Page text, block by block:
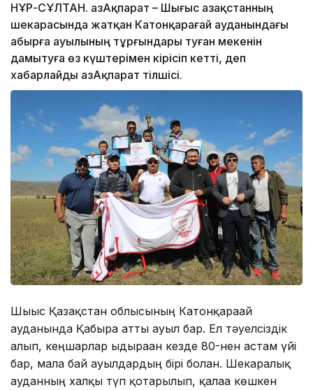
НҰР-СҰЛТАН. ҚазАқпарат – Шығыс Қазақстанның
шекарасында жатқан Катонқарағай ауданындағы
Қабырға ауылының тұрғындары туған мекенін
дамытуға өз күштерімен кірісіп кетті, деп
хабарлайды ҚазАқпарат тілшісі.
Шығыс Қазақстан облысының Катонқарағай
ауданында Қабырға атты ауыл бар. Ел тәуелсіздік
алып, кеңшарлар ыдыраған кезде 80-нен астам үйі
бар, малға бай ауылдардың бірі болған. Шекаралық
ауданның халқы түп қотарылып, қалаға көшкен